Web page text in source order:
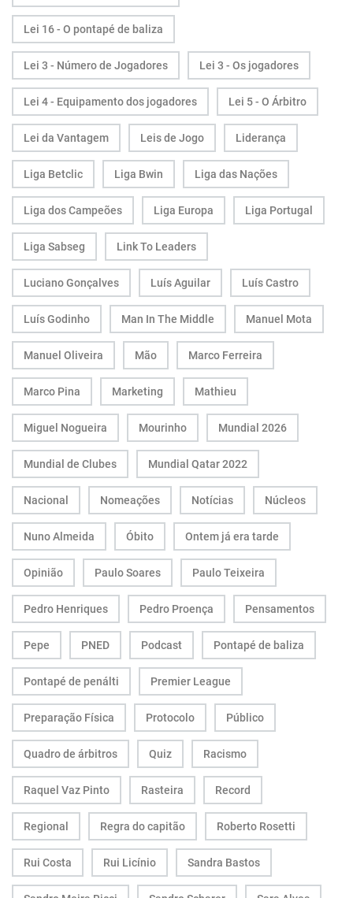
Lei 16 - O pontapé de baliza
Lei 3 - Número de Jogadores Lei 3 - Os jogadores
Lei 4 - Equipamento dos jogadores Lei 5 - O Árbitro
Lei da Vantagem Leis de Jogo Liderança
Liga Betclic Liga Bwin Liga das Nações
Liga dos Campeões Liga Europa Liga Portugal
Liga Sabseg Link To Leaders
Luciano Gonçalves Luís Aguilar Luís Castro
Luís Godinho Man In The Middle Manuel Mota
Manuel Oliveira Mão Marco Ferreira
Marco Pina Marketing Mathieu
Miguel Nogueira Mourinho Mundial 2026
Mundial de Clubes Mundial Qatar 2022
Nacional Nomeações Notícias Núcleos
Nuno Almeida Óbito Ontem já era tarde
Opinião Paulo Soares Paulo Teixeira
Pedro Henriques Pedro Proença Pensamentos
Pepe PNED Podcast Pontapé de baliza
Pontapé de penálti Premier League
Preparação Física Protocolo Público
Quadro de árbitros Quiz Racismo
Raquel Vaz Pinto Rasteira Record
Regional Regra do capitão Roberto Rosetti
Rui Costa Rui Licínio Sandra Bastos